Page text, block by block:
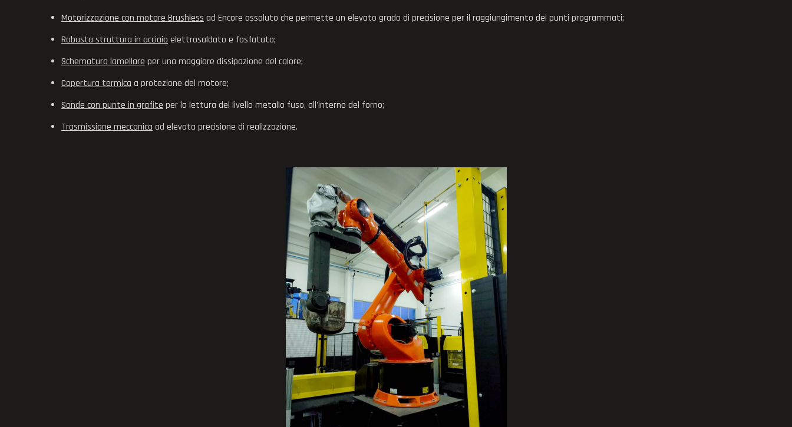
Motorizzazione con motore Brushless ad Encore assoluto che permette un elevato grado di precisione per il raggiungimento dei punti programmati;
Robusta struttura in acciaio elettrosaldato e fosfatato;
Schematura lamellare per una maggiore dissipazione del calore;
Copertura termica a protezione del motore;
Sonde con punte in grafite per la lettura del livello metallo fuso, all'interno del forno;
Trasmissione meccanica ad elevata precisione di realizzazione.